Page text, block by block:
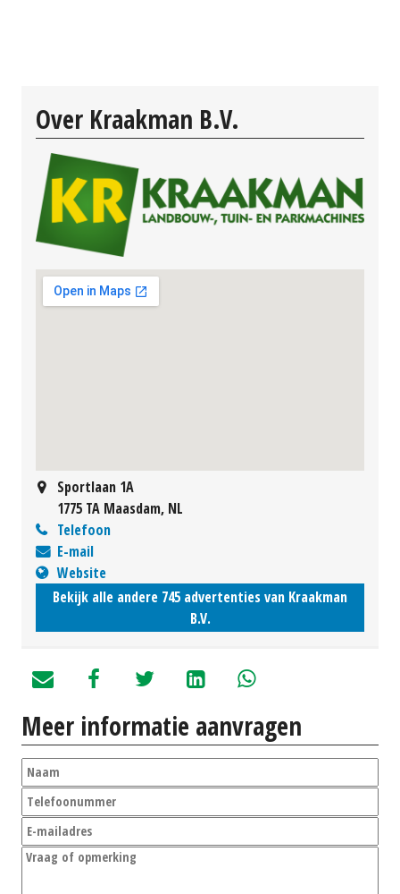
Over Kraakman B.V.
Sportlaan 1A
1775 TA Maasdam, NL
Telefoon
E-mail
Website
Bekijk alle andere 745 advertenties van Kraakman
B.V.
Meer informatie aanvragen